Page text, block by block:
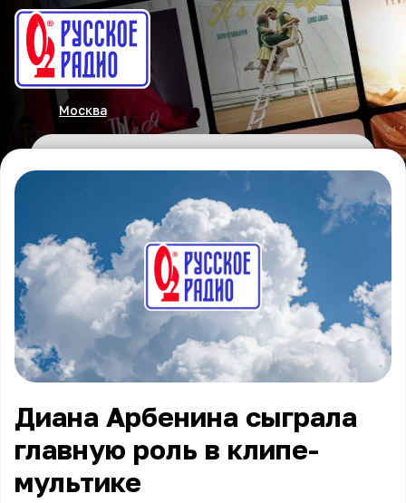
Москва
Диана Арбенина сыграла
главную роль в клипе-
мультике